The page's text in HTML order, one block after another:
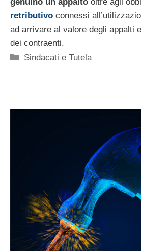
retributivo connessi
ad arrivare al valore degli appalti
dei contraenti.
Categorie
Sindacati e Tutela